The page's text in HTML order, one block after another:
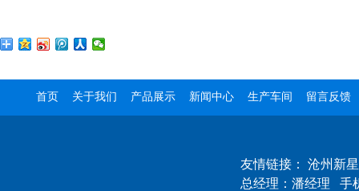
首页 关于我们 产品展示 新闻中心 生产车间 留言反馈
友情链接： 沧州新
总经理：潘经理 手